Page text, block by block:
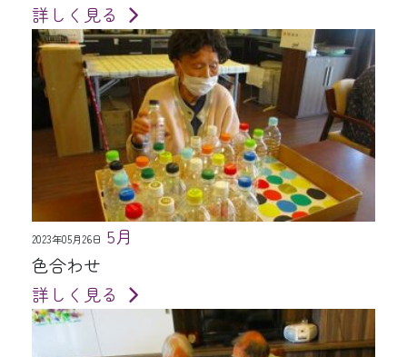
詳しく見る
2023年05月26日 5月
色合わせ
詳しく見る